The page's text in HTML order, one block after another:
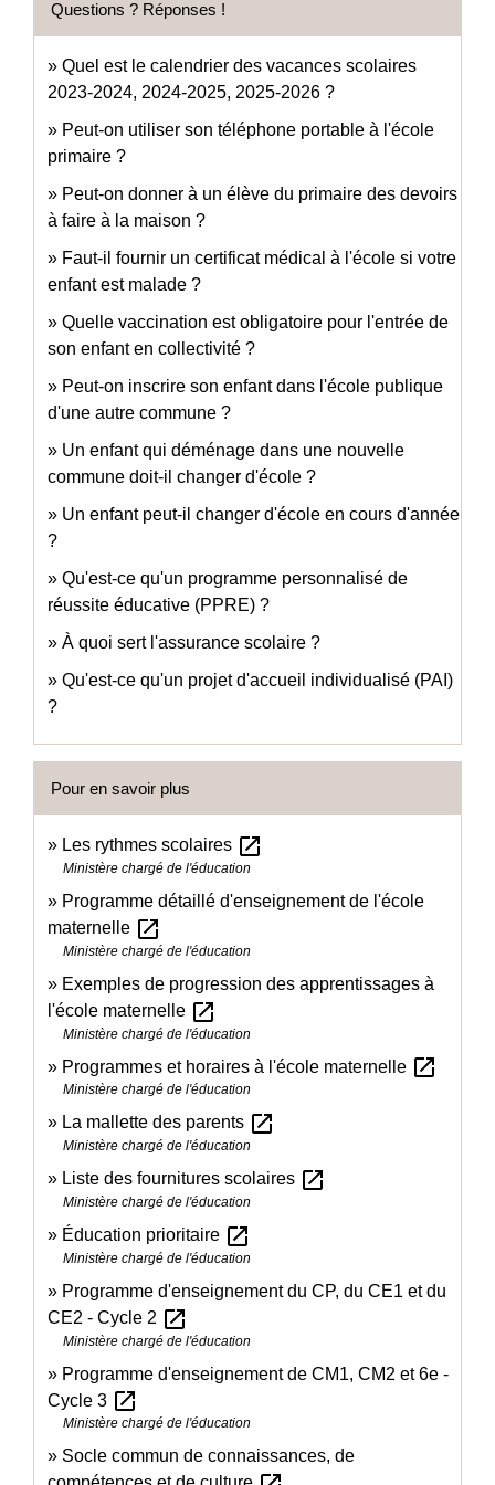
Questions ? Réponses !
Quel est le calendrier des vacances scolaires
2023-2024, 2024-2025, 2025-2026 ?
Peut-on utiliser son téléphone portable à l'école
primaire ?
Peut-on donner à un élève du primaire des devoirs
à faire à la maison ?
Faut-il fournir un certificat médical à l'école si votre
enfant est malade ?
Quelle vaccination est obligatoire pour l'entrée de
son enfant en collectivité ?
Peut-on inscrire son enfant dans l'école publique
d'une autre commune ?
Un enfant qui déménage dans une nouvelle
commune doit-il changer d'école ?
Un enfant peut-il changer d'école en cours d'année
?
Qu'est-ce qu'un programme personnalisé de
réussite éducative (PPRE) ?
À quoi sert l'assurance scolaire ?
Qu'est-ce qu'un projet d'accueil individualisé (PAI)
?
Pour en savoir plus
Les rythmes scolaires open_in_new
Ministère chargé de l'éducation
Programme détaillé d'enseignement de l'école
maternelle open_in_new
Ministère chargé de l'éducation
Exemples de progression des apprentissages à
l'école maternelle open_in_new
Ministère chargé de l'éducation
Programmes et horaires à l'école maternelle open_in_new
Ministère chargé de l'éducation
La mallette des parents open_in_new
Ministère chargé de l'éducation
Liste des fournitures scolaires open_in_new
Ministère chargé de l'éducation
Éducation prioritaire open_in_new
Ministère chargé de l'éducation
Programme d'enseignement du CP, du CE1 et du
CE2 - Cycle 2 open_in_new
Ministère chargé de l'éducation
Programme d'enseignement de CM1, CM2 et 6e -
Cycle 3 open_in_new
Ministère chargé de l'éducation
Socle commun de connaissances, de